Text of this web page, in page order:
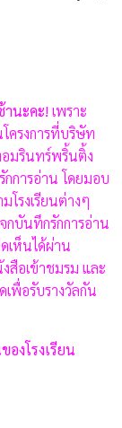
านะคะ! เพราะ
ครงการที่บริษัท
อมรินทร์พริ้นติ้ง
การอ่าน โดยมอบ
รงเรียนต่างๆ
กบันทึกรักการอ่าน
เห็นได้ผ่าน
สือเข้าชมรม และ
เพื่อรับรางวัลกัน
องโรงเรียน